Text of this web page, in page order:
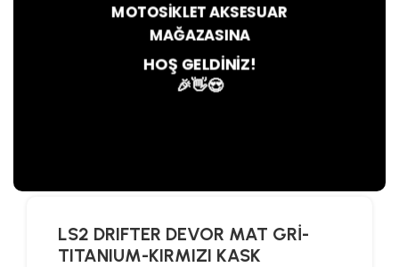
MOTOSIKLET AKSESUAR
MAĞAZASINA
HOŞ GELDİNİZ!
🎉👋😍
Büyütmek için tıklayın
LS2 DRIFTER DEVOR MAT GRİ-
TITANIUM-KIRMIZI KASK